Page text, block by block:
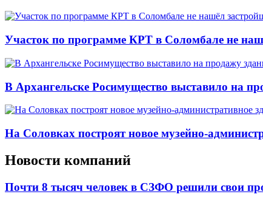
Участок по программе КРТ в Соломбале не
В Архангельске Росимущество выставило на
На Соловках построят новое музейно-
Новости компаний
Почти 8 тысяч человек в СЗФО решили свои